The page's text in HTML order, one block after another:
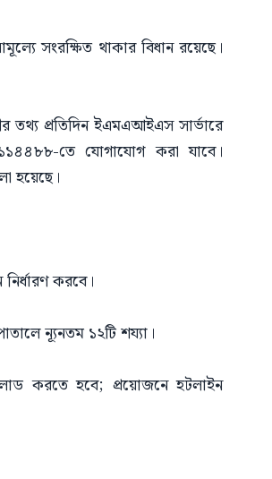
সংরক্ষিত থাকার বিধান রয়েছে।
তথ্য প্রতিদিন ইএমএআইএস সার্ভারে
তে যোগাযোগ করা যাবে।
হয়েছে।
করবে।
ন্যূনতম ১২টি শয্যা।
করতে হবে; প্রয়োজনে হটলাইন